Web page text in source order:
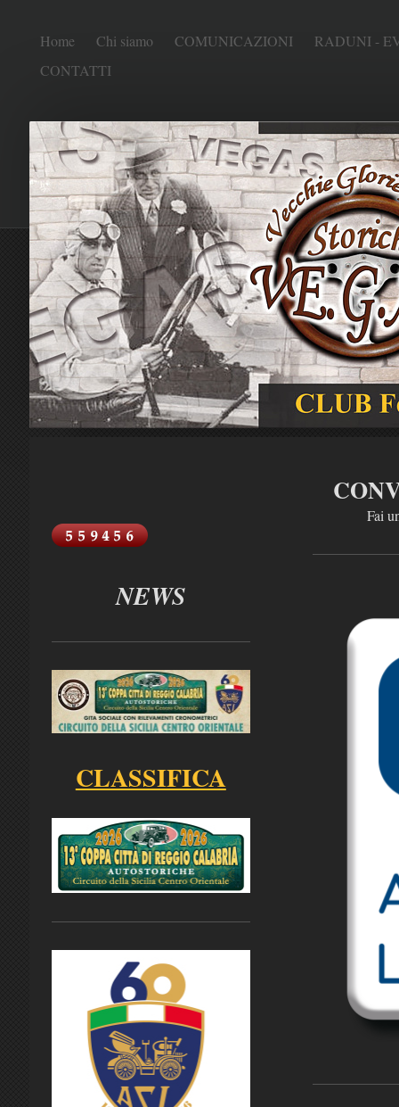
Home Chi siamo COMUNICAZIONI
RADUNI -
CONTATTI
Fai
NEWS
CLASSIFICA